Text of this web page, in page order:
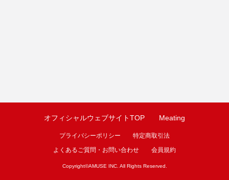
オフィシャルウェブサイトTOP Meating
プライバシーポリシー
特定商取引法
よくあるご質問・お問い合わせ
会員規約
Copyright©AMUSE INC. All Rights Reserved.